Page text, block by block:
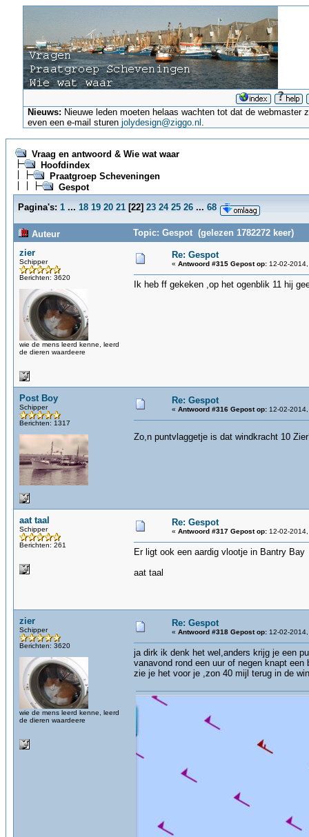
Nieuws: Nieuwe leden moeten helaas wachten tot dat de
even een e-mail sturenjolydesign@ziggo.nl .
Vraag en antwoord & Wie wat waar
Hoofdindex
Praatgroep Scheveningen
Gespot
Pagina's: 1 ... 18 19 20 21 [22] 23 24 25 26 ... 68
Auteur
Topic: Gespot (gelezen 1782272 keer)
zier
Schipper
Berichten: 3620
wie de mens leerd kenne, leerd
de dieren waardeere
Re: Gespot
« Antwoord #315 Gepost op: 12-02-
Ik heb ff gekeken ,op het ogenblik 11 hij
Post Boy
Schipper
Berichten: 1317
Re: Gespot
« Antwoord #316 Gepost op: 12-02-
Zo,n puntvlaggetje is dat windkracht 10
aat taal
Schipper
Berichten: 261
Re: Gespot
« Antwoord #317 Gepost op: 12-02-
Er ligt ook een aardig vlootje in Bantry Bay
aat taal
zier
Schipper
Berichten: 3620
wie de mens leerd kenne, leerd
de dieren waardeere
Re: Gespot
« Antwoord #318 Gepost op: 12-02-
ja dirk ik denk het wel,anders krijg je een
vanavond rond een uur of negen knapt een
zie je het voor je ,zon 40 mijl terug in de